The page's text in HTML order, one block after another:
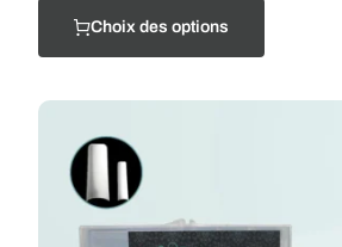
Choix des options